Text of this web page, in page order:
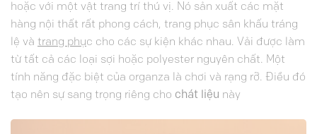
hoặc với một vật trang trí thú vị. Nó sản xuất các mặt
hàng nội thất rất phong cách, trang phục sân khấu tráng
lệ và trang phục cho các sự kiện khác nhau. Vải được làm
từ tất cả các loại sợi hoặc polyester nguyên chất. Một
tính năng đặc biệt của organza là chơi và rạng rỡ. Điều đó
tạo nên sự sang trọng riêng cho chát liệu này